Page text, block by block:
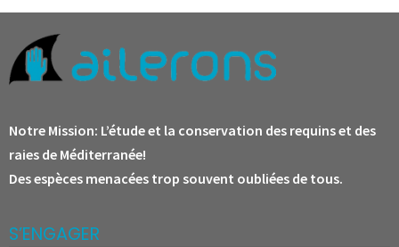
Notre Mission: L’étude et la conservation des requins et des
raies de Méditerranée!
Des espèces menacées trop souvent oubliées de tous.
S’ENGAGER